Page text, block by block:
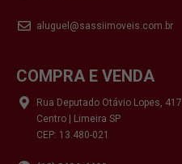
aluguel@sassiimoveis.com.br
COMPRA E VENDA
Rua Deputado Otávio Lopes, 417
Centro | Limeira SP
CEP: 13.480-021